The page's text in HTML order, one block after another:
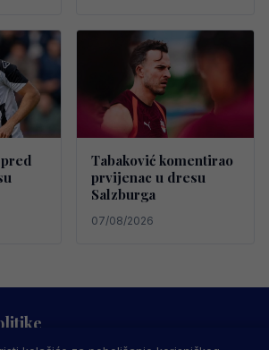
Tabaković komentirao
prvijenac u dresu
Salzburga
07/08/2026
MARKETING USLOVI KORIŠTENJA